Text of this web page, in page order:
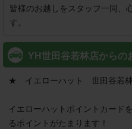
皆様のお越しをスタッフ一同、
す。
YH世田谷若林店からの
★　イエローハット　世田谷若
イエローハットポイントカード
るポイントがたまります！